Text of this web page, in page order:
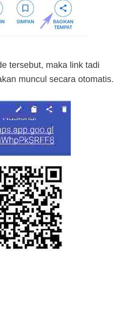
tersebut, maka link tadi
muncul secara otomatis.